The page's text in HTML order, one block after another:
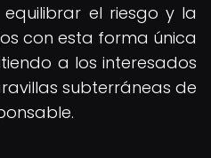
el riesgo y la
con esta forma única
a los interesados
subterráneas de